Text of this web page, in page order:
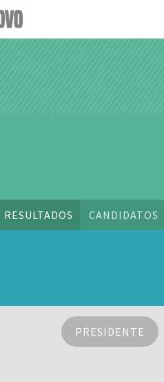
RESULTADOS CANDIDATOS
PRESIDENTE